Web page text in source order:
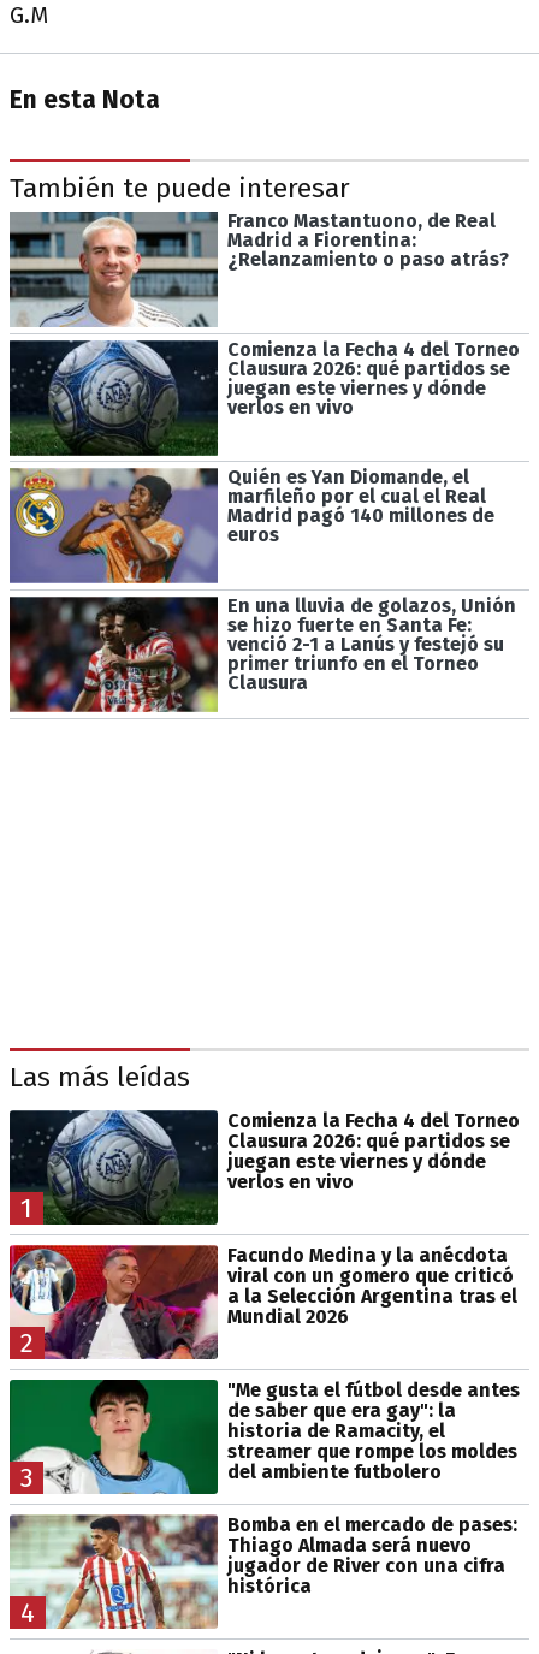
G.M
En esta Nota
También te puede interesar
Franco Mastantuono, de Real
Madrid a Fiorentina:
¿Relanzamiento o paso atrás?
Comienza la Fecha 4 del Torneo
Clausura 2026: qué partidos se
juegan este viernes y dónde
verlos en vivo
Quién es Yan Diomande, el
marfileño por el cual el Real
Madrid pagó 140 millones de
euros
En una lluvia de golazos, Unión
se hizo fuerte en Santa Fe:
venció 2-1 a Lanús y festejó su
primer triunfo en el Torneo
Clausura
Las más leídas
1
Comienza la Fecha 4 del Torneo
Clausura 2026: qué partidos se
juegan este viernes y dónde
verlos en vivo
2
Facundo Medina y la anécdota
viral con un gomero que criticó
a la Selección Argentina tras el
Mundial 2026
3
"Me gusta el fútbol desde antes
de saber que era gay": la
historia de Ramacity, el
streamer que rompe los moldes
del ambiente futbolero
4
Bomba en el mercado de pases:
Thiago Almada será nuevo
jugador de River con una cifra
histórica